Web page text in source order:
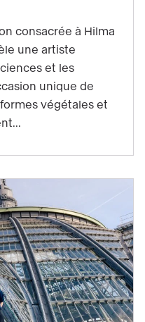
consacrée à Hilma
une artiste
et les
unique de
végétales et